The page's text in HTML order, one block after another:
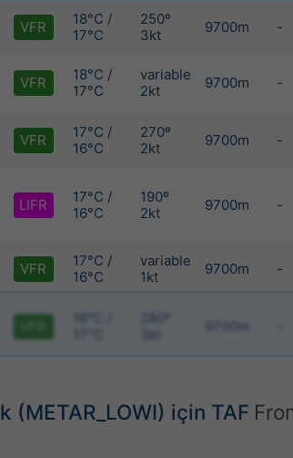
VFR
18°C /
17°C
250º
3kt
9700m -
VFR
18°C /
17°C
variable
2kt
9700m -
VFR
17°C /
16°C
270º
2kt
9700m -
LIFR
17°C /
16°C
190º
2kt
9700m -
VFR
17°C /
16°C
variable
1kt
9700m -
280º
3kt
9700m
(METAR_LOWI) için TAF